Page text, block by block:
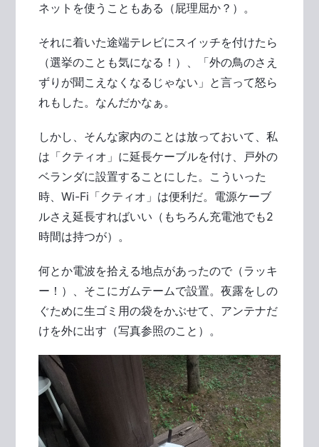
ネットを使うこともある（屁理屈か？）。
それに着いた途端テレビにスイッチを付けたら
（選挙のことも気になる！）、「外の鳥のさえ
ずりが聞こえなくなるじゃない」と言って怒ら
れもした。なんだかなぁ。
しかし、そんな家内のことは放っておいて、私
は「クティオ」に延長ケーブルを付け、戸外の
ベランダに設置することにした。こういった
時、Wi-Fi「クティオ」は便利だ。電源ケーブ
ルさえ延長すればいい（もちろん充電池でも2
時間は持つが）。
何とか電波を拾える地点があったので（ラッキ
ー！）、そこにガムテームで設置。夜露をしの
ぐために生ゴミ用の袋をかぶせて、アンテナだ
けを外に出す（写真参照のこと）。